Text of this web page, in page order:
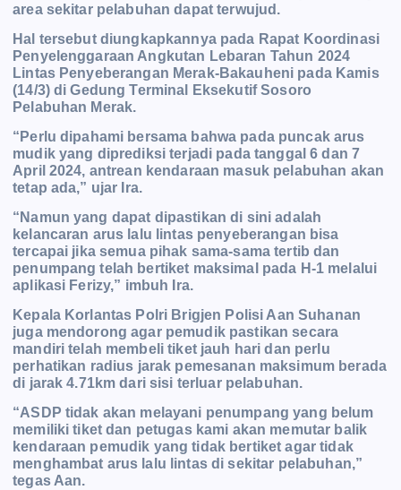
area sekitar pelabuhan dapat terwujud.
Hal tersebut diungkapkannya pada Rapat Koordinasi
Penyelenggaraan Angkutan Lebaran Tahun 2024
Lintas Penyeberangan Merak-Bakauheni pada Kamis
(14/3) di Gedung Terminal Eksekutif Sosoro
Pelabuhan Merak.
“Perlu dipahami bersama bahwa pada puncak arus
mudik yang diprediksi terjadi pada tanggal 6 dan 7
April 2024, antrean kendaraan masuk pelabuhan akan
tetap ada,” ujar Ira.
“Namun yang dapat dipastikan di sini adalah
kelancaran arus lalu lintas penyeberangan bisa
tercapai jika semua pihak sama-sama tertib dan
penumpang telah bertiket maksimal pada H-1 melalui
aplikasi Ferizy,” imbuh Ira.
Kepala Korlantas Polri Brigjen Polisi Aan Suhanan
juga mendorong agar pemudik pastikan secara
mandiri telah membeli tiket jauh hari dan perlu
perhatikan radius jarak pemesanan maksimum berada
di jarak 4.71km dari sisi terluar pelabuhan.
“ASDP tidak akan melayani penumpang yang belum
memiliki tiket dan petugas kami akan memutar balik
kendaraan pemudik yang tidak bertiket agar tidak
menghambat arus lalu lintas di sekitar pelabuhan,”
tegas Aan.